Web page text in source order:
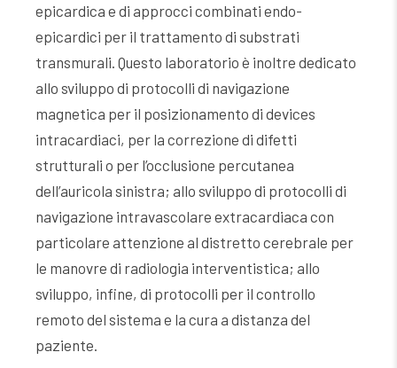
epicardica e di approcci combinati endo-
epicardici per il trattamento di substrati
transmurali. Questo laboratorio è inoltre dedicato
allo sviluppo di protocolli di navigazione
magnetica per il posizionamento di devices
intracardiaci, per la correzione di difetti
strutturali o per l’occlusione percutanea
dell’auricola sinistra; allo sviluppo di protocolli di
navigazione intravascolare extracardiaca con
particolare attenzione al distretto cerebrale per
le manovre di radiologia interventistica; allo
sviluppo, infine, di protocolli per il controllo
remoto del sistema e la cura a distanza del
paziente.